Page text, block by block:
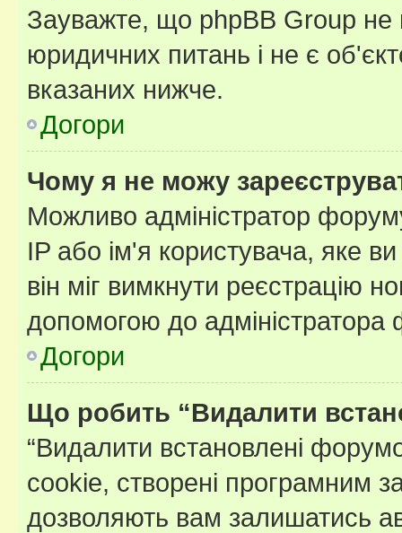
Зауважте, що phpBB Group не
юридичних питань і не є
вказаних нижче.
Догори
Чому я не можу
Можливо адміністратор
IP або ім'я користувача, яке
він міг вимкнути реєстрацію
допомогою до адміністратора
Догори
Що робить “Видалити
“Видалити встановлені
cookie, створені програмним
дозволяють вам залишатись